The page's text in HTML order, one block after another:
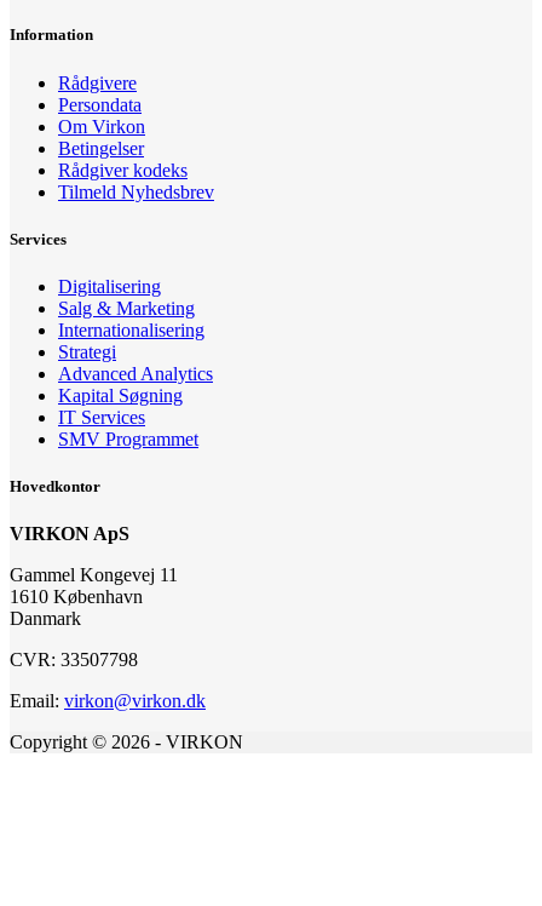
Information
Rådgivere
Persondata
Om Virkon
Betingelser
Rådgiver kodeks
Tilmeld Nyhedsbrev
Services
Digitalisering
Salg & Marketing
Internationalisering
Strategi
Advanced Analytics
Kapital Søgning
IT Services
SMV Programmet
Hovedkontor
VIRKON ApS
Gammel Kongevej 11
1610 København
Danmark
CVR: 33507798
Email: virkon@virkon.dk
Copyright © 2026 - VIRKON